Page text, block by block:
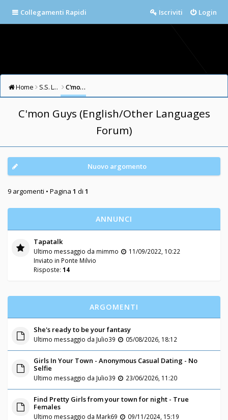
Collegamenti Rapidi Login
Iscriviti
Home S.S. LAZIO FORUM C'mon Guys (English/Other Languages Forum)
C'mon Guys (English/Other Languages
Forum)
Nuovo argomento
9 argomenti • Pagina 1 di 1
ANNUNCI
Tapatalk
Ultimo messaggio da mimmo
11/09/2022, 10:22
Inviato in Ponte Milvio
Risposte: 14
ARGOMENTI
She's ready to be your fantasy
Ultimo messaggio da Julio39 05/08/2026, 18:12
Girls In Your Town - Anonymous Casual Dating - No
Selfie
Ultimo messaggio da Julio39 23/06/2026, 11:20
Find Pretty Girls from your town for night - True
Females
Ultimo messaggio da Mark69 09/11/2024, 15:19